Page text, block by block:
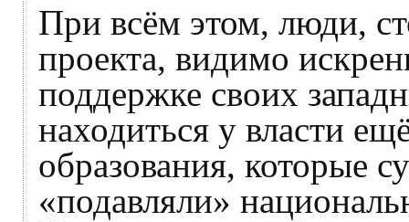
При всём этом, люди,
проекта, видимо
поддержке своих
находиться у власти
образования, которые
«подавляли»